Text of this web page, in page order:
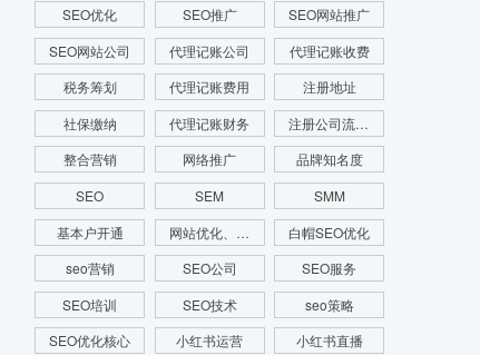
SEO优化
SEO推广
SEO网站推广
SEO网站公司
代理记账公司
代理记账收费
税务筹划
代理记账费用
注册地址
社保缴纳
代理记账财务
注册公司流程费用
整合营销
网络推广
品牌知名度
SEO
SEM
SMM
基本户开通
网站优化、SEO优化、SEO网站优化、关键词优化
白帽SEO优化
seo营销
SEO公司
SEO服务
SEO培训
SEO技术
seo策略
SEO优化核心
小红书运营
小红书直播